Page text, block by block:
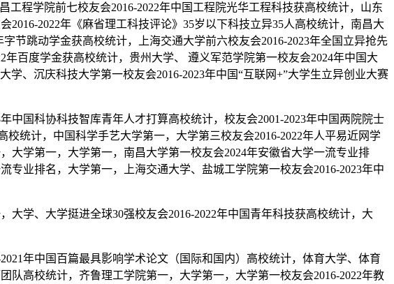
程学院前七校友会2016-2022年中国工程院光华工程科技获高校统计，山东
2022年《麻省理工科技评论》35岁以下科技立异35人高校统计，南昌大
节跳动学金获高校统计，上海交通大学前六校友会2016-2023年全国立异抢先
百度学金获高校统计，贵州大学、 遵义军范学院第一校友会2024年中国大
、沉庆科技大学第一校友会2016-2023年中国“互联网+”大学生立异创业大赛
国科协科技智库青年人才打算高校统计，校友会2001-2023年中国两院院士
统计，中国科学手艺大学第一，大学第三校友会2016-2022年人平易近网学
大学第一，大学第一，南昌大学第一校友会2024年安徽省大学一流专业排
专业排名，大学第一，上海交通大学、盐城工学院第一校友会2016-2023年中
学、大学挺进全球30强校友会2016-2022年中国青年科技获高校统计，大
年中国百篇最具影响学术论文（国际和国内）高校统计，体育大学、体育
队高校统计，齐鲁理工学院第一，大学第一，大学第一校友会2016-2022年教